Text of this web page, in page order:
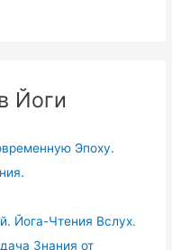
Йоги
Эпоху.
Йога-Чтения Вслух.
Знания от